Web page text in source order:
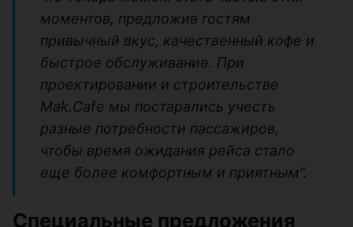
моментов, предложив гостям
привычный вкус, качественный кофе и
быстрое обслуживание. При
проектировании и строительстве
Mak.Cafe мы постарались учесть
разные потребности пассажиров,
чтобы время ожидания рейса стало
еще более комфортным и приятным”.
Специальные предложения